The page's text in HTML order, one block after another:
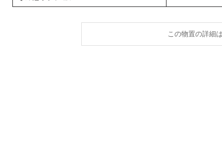
この物置の詳細